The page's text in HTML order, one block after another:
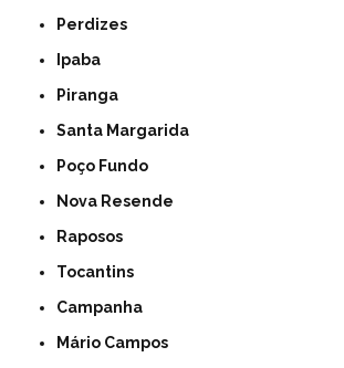
Perdizes
Ipaba
Piranga
Santa Margarida
Poço Fundo
Nova Resende
Raposos
Tocantins
Campanha
Mário Campos